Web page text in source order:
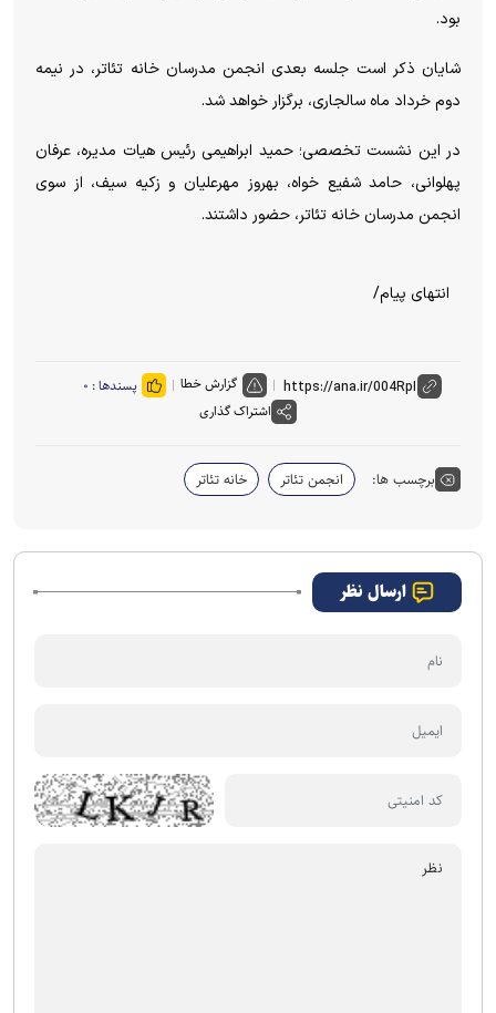
بود.
شایان ذکر است جلسه بعدی انجمن مدرسان خانه تئاتر، در نیمه
دوم خرداد ماه سالجاری، برگزار خواهد شد.
در این نشست تخصصی؛ حمید ابراهیمی رئیس هیات مدیره، عرفان
پهلوانی، حامد شفیع خواه، بهروز مهرعلیان و زکیه سیف، از سوی
انجمن مدرسان خانه تئاتر، حضور داشتند.
انتهای پیام/
گزارش خطا پسندها : ۰
اشتراک گذاری
برچسب ها: انجمن تئاتر خانه تئاتر
ارسال نظر